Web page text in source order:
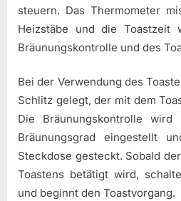
steuern. Das Thermometer
Heizstäbe und die Toastzeit
Bräunungskontrolle und des
Bei der Verwendung des
Schlitz gelegt, der mit dem
Die Bräunungskontrolle
Bräunungsgrad eingestellt
Steckdose gesteckt. Sobald
Toastens betätigt wird,
und beginnt den Toastvorgang.